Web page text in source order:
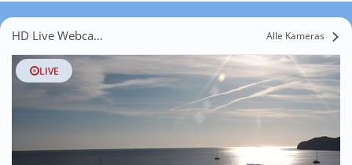
HD Live Webcams Kasnevitz Alle Kameras
LIVE